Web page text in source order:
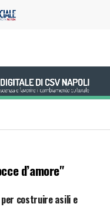
d’amore"
per costruire asili e